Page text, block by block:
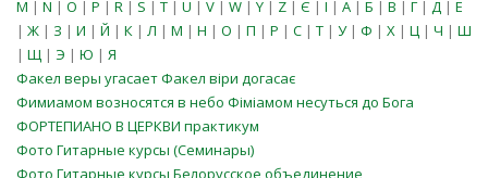
M | N | O | P | R | S | T | U | V | W | Y | Z | Є | І | А | Б | В | Г | Д | Е
| Ж | З | И | Й | К | Л | М | Н | О | П | Р | С | Т | У | Ф | Х | Ц | Ч | Ш
| Щ | Э | Ю | Я
Факел веры угасает Факел віри догасає
Фимиамом возносятся в небо Фіміамом несуться до Бога
ФОРТЕПИАНО В ЦЕРКВИ практикум
Фото Гитарные курсы (Семинары)
Фото Гитарные курсы Белорусское объединение